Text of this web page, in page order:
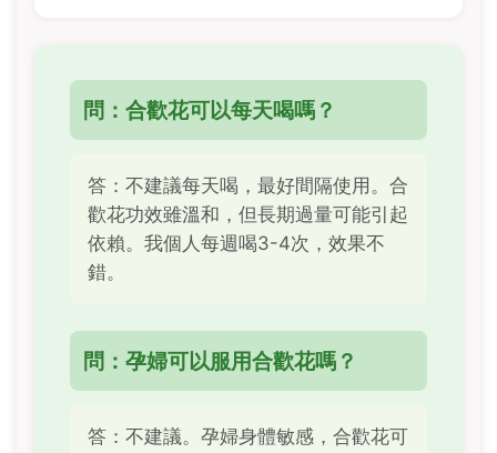
問：合歡花可以每天喝嗎？
答：不建議每天喝，最好間隔使用。合
歡花功效雖溫和，但長期過量可能引起
依賴。我個人每週喝3-4次，效果不
錯。
問：孕婦可以服用合歡花嗎？
答：不建議。孕婦身體敏感，合歡花可